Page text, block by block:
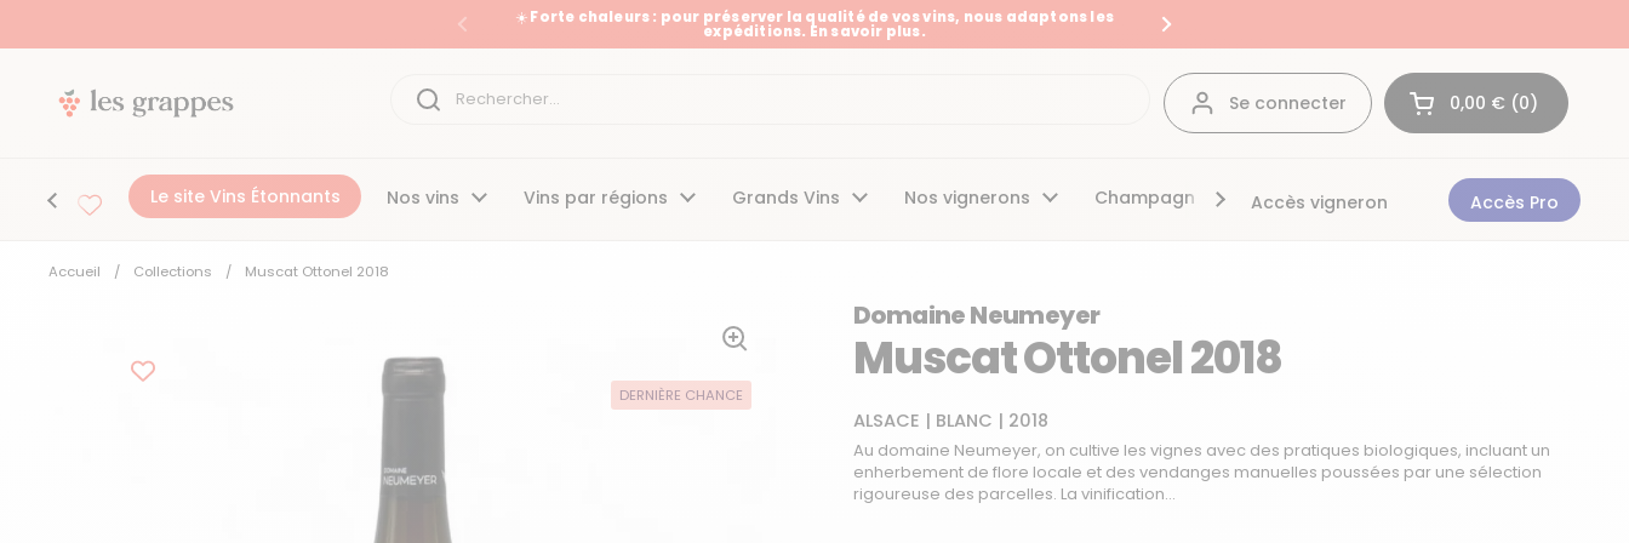
Précédent
☀️ Forte chaleurs : pour préserver la qualité de vos vins, nous adaptons les
expéditions. En savoir plus. Suivant
Se connecter Ouvrir le panier
Mon panier Total:
0,00 € 0
produit dans votre
Le site Vins Étonnants Nos vins Vins par régions Grands Vins Nos vignerons Champagnes Bonnes affaires
Accès vigneron Accès Pro
Accueil / Collections / Muscat Ottonel 2018
DERNIÈRE CHANCE
Domaine Neumeyer
Muscat Ottonel 2018
ALSACE | BLANC | 2018
Au domaine Neumeyer, on cultive les vignes avec des pratiques biologiques, incluant un
enherbement de flore locale et des vendanges manuelles poussées par une sélection
rigoureuse des parcelles. La vinification...